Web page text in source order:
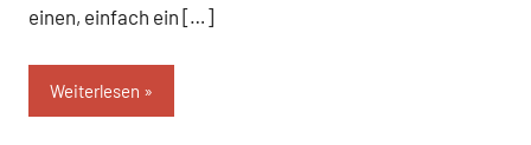
einen, einfach ein […]
Weiterlesen